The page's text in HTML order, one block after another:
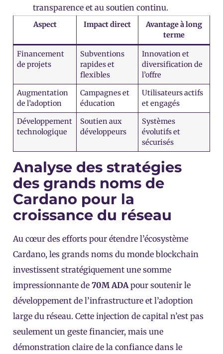
transparence et au soutien continu.
Aspect Impact direct
Avantage à long
terme
Financement
de projets
Subventions
rapides et
flexibles
Innovation et
diversification de
l’offre
Augmentation
de l’adoption
Campagnes et
éducation
Utilisateurs actifs
et engagés
Développement
technologique
Soutien aux
développeurs
Systèmes
évolutifs et
sécurisés
Analyse des stratégies
des grands noms de
Cardano pour la
croissance du réseau
Au cœur des efforts pour étendre l’écosystème
Cardano, les grands noms du monde blockchain
investissent stratégiquement une somme
impressionnante de 70M ADApour soutenir le
développement de l’infrastructure et l’adoption
large du réseau. Cette injection de capital n’est pas
seulement un geste financier, mais une
démonstration claire de la confiance dans le